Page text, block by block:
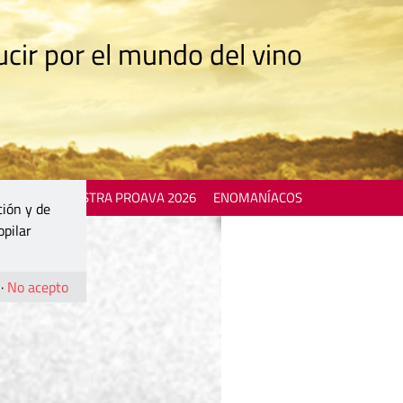
por el mundo del vino
MOSTRA PROAVA 2026 ENOMANÍACOS
y de
No acepto